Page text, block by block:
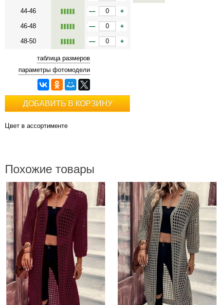
44-46 — +
46-48 — +
48-50 — +
таблица размеров
параметры фотомодели
ДОБАВИТЬ В КОРЗИНУ
Цвет в ассортименте
Похожие товары